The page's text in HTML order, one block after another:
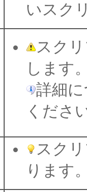
いスク
スク
します
詳細
くださ
スク
ります